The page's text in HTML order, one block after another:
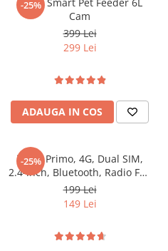
Roboți Curătenie
Roboți Aspirator
Roboți Gradină
Accesorii Consumabile
Uscătoare Haine
Lăzi Frigorifice
Coșuri de gunoi
Uscătoare de Păr
-25%
Cam
399 Lei
299 Lei
ADAUGA IN COS
-25%
iHunt Primo, 4G, Dual SIM,
2.4-inch, Bluetooth, Radio FM,
Camera Foto, Black
199 Lei
149 Lei